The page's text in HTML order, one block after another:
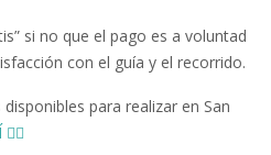
si no que el pago es a voluntad
con el guía y el recorrido.
para realizar en San